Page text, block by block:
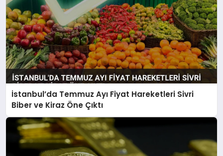
İstanbul’da Temmuz Ayı Fiyat Hareketleri Sivri
Biber ve Kiraz Öne Çıktı